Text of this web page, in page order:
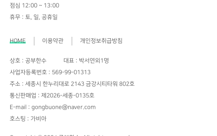
점심 12:00 ~ 13:00
휴무 : 토, 일, 공휴일
HOME 이용약관 개인정보취급방침
상호 : 공부한수
대표 : 박서연외1명
사업자등록번호 : 569-99-01313
주소 : 세종시 한누리대로 2143 금강시티타워 802호
통신판매업 : 제2026-세종-0135호
E-mail : gongbuone@naver.com
호스팅 : 가비아